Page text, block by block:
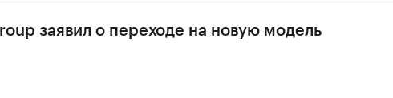
заявил о переходе на новую модель